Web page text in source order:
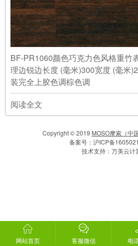
BF-PR1060颜色巧克力色风格重竹
理边锐边长度 (毫米)300宽度 (毫米
装完全上胶色调棕色调
阅读全文
网站首页 客服微信 电
Copyright © 2019 MOSO摩索（中
备案号： 沪ICP备
技术支持： 万美云计